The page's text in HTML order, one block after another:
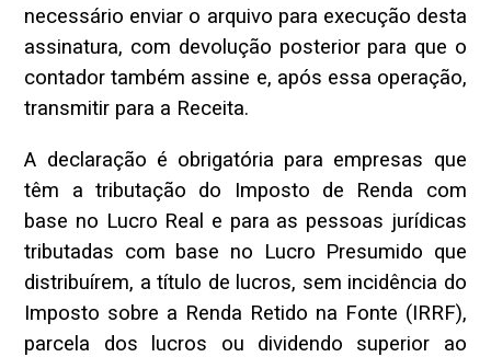
necessário enviar o arquivo para execução desta
assinatura, com devolução posterior para que o
contador também assine e, após essa operação,
transmitir para a Receita.
A declaração é obrigatória para empresas que
têm a tributação do Imposto de Renda com
base no Lucro Real e para as pessoas jurídicas
tributadas com base no Lucro Presumido que
distribuírem, a título de lucros, sem incidência do
Imposto sobre a Renda Retido na Fonte (IRRF),
parcela dos lucros ou dividendo superior ao